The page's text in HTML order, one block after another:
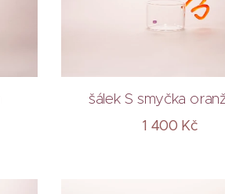
šálek S smyčka
1 400 Kč